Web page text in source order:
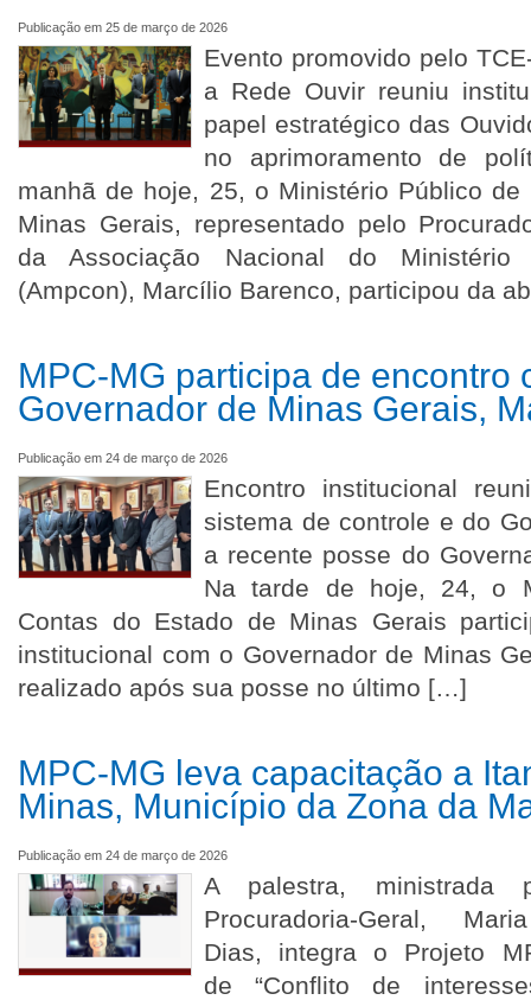
Publicação em 25 de março de 2026
Evento promovido pelo
a Rede Ouvir reuniu
papel estratégico das
no aprimoramento de
manhã de hoje, 25, o Ministério Público
Minas Gerais, representado pelo
da Associação Nacional do
(Ampcon), Marcílio Barenco, participou da
MPC-MG participa de encontro
Governador de Minas Gerais,
Publicação em 24 de março de 2026
Encontro institucional
sistema de controle e do
a recente posse do
Na tarde de hoje, 24, o
Contas do Estado de Minas Gerais
institucional com o Governador de Minas
realizado após sua posse no último […]
MPC-MG leva capacitação a
Minas, Município da Zona da
Publicação em 24 de março de 2026
A palestra, ministrada
Procuradoria-Geral,
Dias, integra o Projeto
de “Conflito de